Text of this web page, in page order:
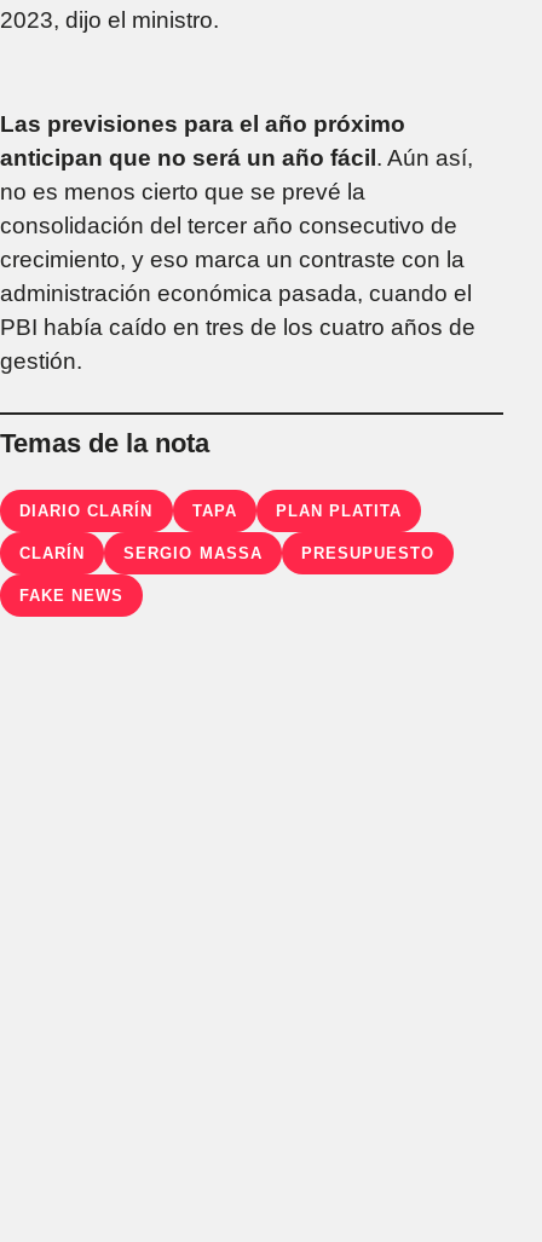
2023, dijo el ministro.
Las previsiones para el año próximo
anticipan que no será un año fácil. Aún así,
no es menos cierto que se prevé la
consolidación del tercer año consecutivo de
crecimiento, y eso marca un contraste con la
administración económica pasada, cuando el
PBI había caído en tres de los cuatro años de
gestión.
Temas de la nota
DIARIO CLARÍN TAPA PLAN PLATITA
CLARÍN SERGIO MASSA PRESUPUESTO
FAKE NEWS